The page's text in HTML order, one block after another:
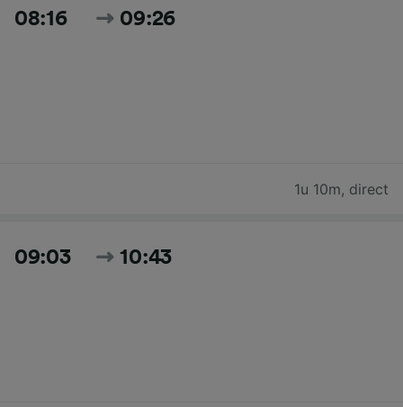
08:16 09:26
1u 10m, direct
09:03 10:43